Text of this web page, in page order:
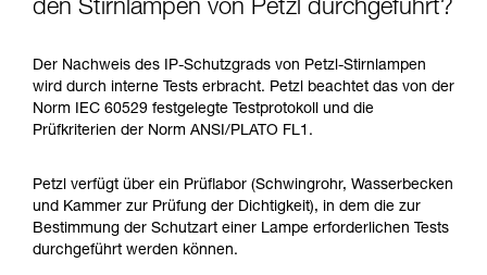
den Stirnlampen von Petzl durchgeführt?
Der Nachweis des IP-Schutzgrads von Petzl-Stirnlampen
wird durch interne Tests erbracht. Petzl beachtet das von der
Norm IEC 60529 festgelegte Testprotokoll und die
Prüfkriterien der Norm ANSI/PLATO FL1.
Petzl verfügt über ein Prüflabor (Schwingrohr, Wasserbecken
und Kammer zur Prüfung der Dichtigkeit), in dem die zur
Bestimmung der Schutzart einer Lampe erforderlichen Tests
durchgeführt werden können.